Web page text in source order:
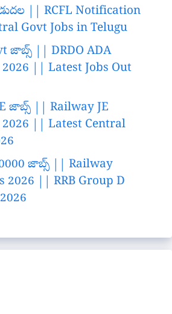
|| RCFL Notification
Govt Jobs in Telugu
జాబ్స్ || DRDO ADA
|| Latest Jobs Out
జాబ్స్ || Railway JE
|| Latest Central
జాబ్స్ || Railway
2026 || RRB Group D